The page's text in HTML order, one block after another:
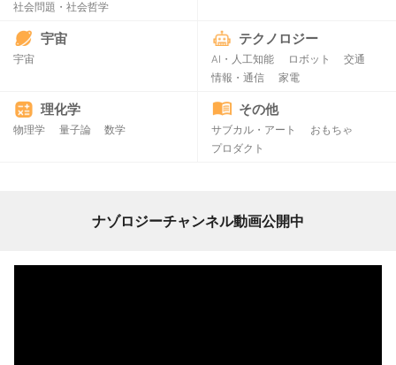
社会問題・社会哲学
宇宙
宇宙
テクノロジー
AI・人工知能 ロボット
交通
情報・通信
家電
理化学
物理学 量子論 数学
その他
サブカル・アート
おもちゃ
プロダクト
ナゾロジーチャンネル動画公開中